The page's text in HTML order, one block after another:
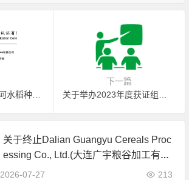
关于注销新民市辽河水稻种植专业合作社有机产品认证证书的公告
下一篇
关于终止Dalian Guangyu Cereals Proc
essing Co., Ltd.(大连广宇粮谷加工有限
公司)JAS有机产品认证证书的公告
2026-07-27 213